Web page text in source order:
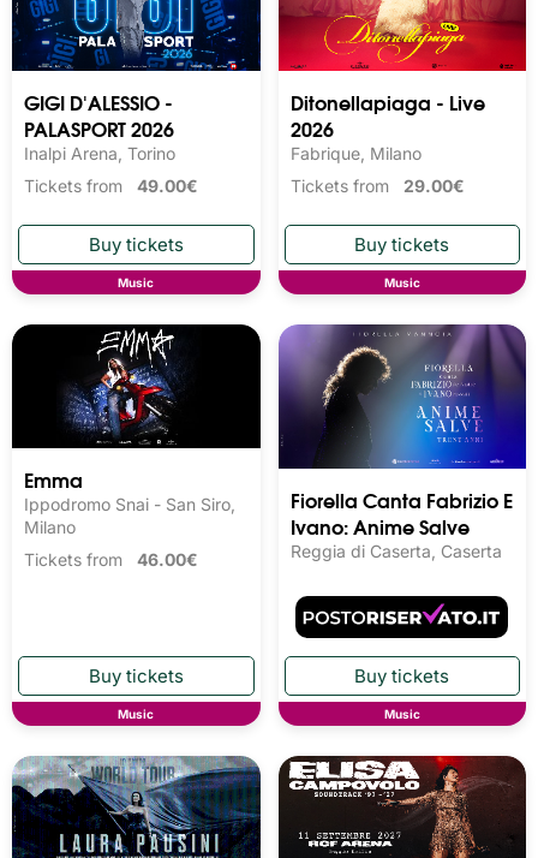
GIGI D'ALESSIO -
PALASPORT 2026
Inalpi Arena, Torino
Tickets from 49.00€
Music
Ditonellapiaga - Live
2026
Fabrique, Milano
Tickets from 29.00€
Music
Emma
Ippodromo Snai - San Siro,
Milano
Tickets from 46.00€
Music
Fiorella Canta Fabrizio E
Ivano: Anime Salve
Reggia di Caserta, Caserta
Music